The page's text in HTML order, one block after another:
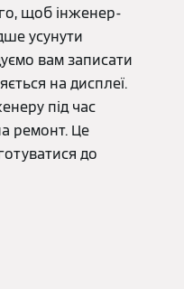
щоб інженер-
усунути
вам записати
на дисплеї.
під час
ремонт. Це
до